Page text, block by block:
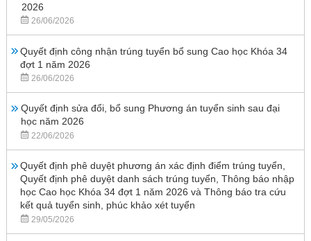
2026
26/06/2026
Quyết định công nhận trúng tuyển bổ sung Cao học Khóa 34
đợt 1 năm 2026
26/06/2026
Quyết định sửa đổi, bổ sung Phương án tuyển sinh sau đại
học năm 2026
22/06/2026
Quyết định phê duyệt phương án xác định điểm trúng tuyển,
Quyết định phê duyệt danh sách trúng tuyển, Thông báo nhập
học Cao học Khóa 34 đợt 1 năm 2026 và Thông báo tra cứu
kết quả tuyển sinh, phúc khảo xét tuyển
29/05/2026